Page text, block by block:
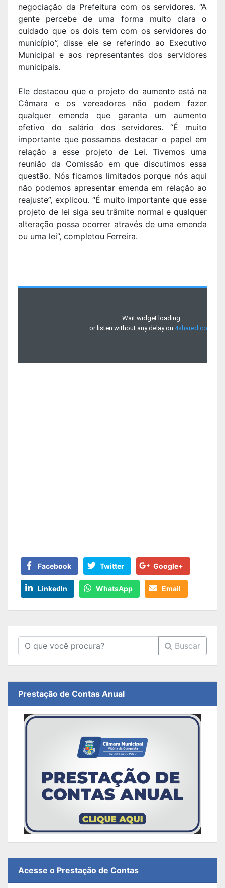
negociação da Prefeitura com os servidores. “A
gente percebe de uma forma muito clara o
cuidado que os dois tem com os servidores do
município”, disse ele se referindo ao Executivo
Municipal e aos representantes dos servidores
municipais.
Ele destacou que o projeto do aumento está na
Câmara e os vereadores não podem fazer
qualquer emenda que garanta um aumento
efetivo do salário dos servidores. “É muito
importante que possamos destacar o papel em
relação a esse projeto de Lei. Tivemos uma
reunião da Comissão em que discutimos essa
questão. Nós ficamos limitados porque nós aqui
não podemos apresentar emenda em relação ao
reajuste”, explicou. “É muito importante que esse
projeto de lei siga seu trâmite normal e qualquer
alteração possa ocorrer através de uma emenda
ou uma lei”, completou Ferreira.
Facebook Twitter Google+
LinkedIn WhatsApp Email
Buscar
Prestação de Contas Anual
Acesse o Prestação de Contas